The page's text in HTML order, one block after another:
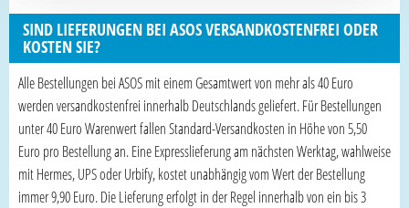
SIND LIEFERUNGEN BEI ASOS VERSANDKOSTENFREI ODER
KOSTEN SIE?
Alle Bestellungen bei ASOS mit einem Gesamtwert von mehr als 40 Euro
werden versandkostenfrei innerhalb Deutschlands geliefert. Für Bestellungen
unter 40 Euro Warenwert fallen Standard-Versandkosten in Höhe von 5,50
Euro pro Bestellung an. Eine Expresslieferung am nächsten Werktag, wahlweise
mit Hermes, UPS oder Urbify, kostet unabhängig vom Wert der Bestellung
immer 9,90 Euro. Die Lieferung erfolgt in der Regel innerhalb von ein bis 3